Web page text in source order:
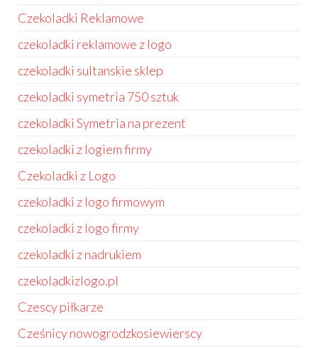
Czekoladki Reklamowe
czekoladki reklamowe z logo
czekoladki sultanskie sklep
czekoladki symetria 750 sztuk
czekoladki Symetria na prezent
czekoladki z logiem firmy
Czekoladki z Logo
czekoladki z logo firmowym
czekoladki z logo firmy
czekoladki z nadrukiem
czekoladkizlogo.pl
Czescy piłkarze
Cześnicy nowogrodzkosiewierscy